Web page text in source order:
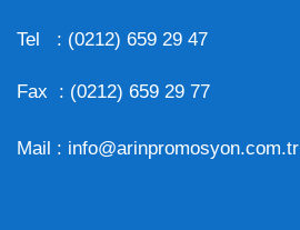
Tel : (0212) 659 29 47
Fax : (0212) 659 29 77
Mail : info@arinpromosyon.com.tr